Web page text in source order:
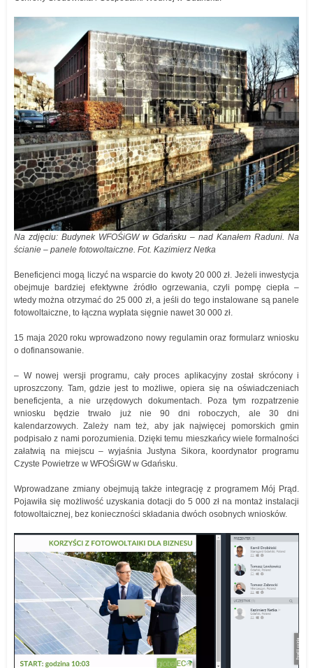
Na zdjęciu: Budynek WFOŚiGW w Gdańsku – nad Kanałem Raduni. Na
ścianie – panele fotowoltaiczne. Fot. Kazimierz Netka
Beneficjenci mogą liczyć na wsparcie do kwoty 20 000 zł. Jeżeli inwestycja
obejmuje bardziej efektywne źródło ogrzewania, czyli pompę ciepła –
wtedy można otrzymać do 25 000 zł, a jeśli do tego instalowane są panele
fotowoltaiczne, to łączna wypłata sięgnie nawet 30 000 zł.
15 maja 2020 roku wprowadzono nowy regulamin oraz formularz wniosku
o dofinansowanie.
– W nowej wersji programu, cały proces aplikacyjny został skrócony i
uproszczony. Tam, gdzie jest to możliwe, opiera się na oświadczeniach
beneficjenta, a nie urzędowych dokumentach. Poza tym rozpatrzenie
wniosku będzie trwało już nie 90 dni roboczych, ale 30 dni
kalendarzowych. Zależy nam też, aby jak najwięcej pomorskich gmin
podpisało z nami porozumienia. Dzięki temu mieszkańcy wiele formalności
załatwią na miejscu – wyjaśnia Justyna Sikora, koordynator programu
Czyste Powietrze w WFOŚiGW w Gdańsku.
Wprowadzane zmiany obejmują także integrację z programem Mój Prąd.
Pojawiła się możliwość uzyskania dotacji do 5 000 zł na montaż instalacji
fotowoltaicznej, bez konieczności składania dwóch osobnych wniosków.